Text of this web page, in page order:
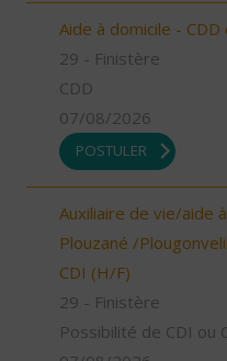
Aide à domicile -
29 - Finistère
CDD
07/08/2026
POSTULER
Auxiliaire de vie/aide
Plouzané /
CDI (H/F)
29 - Finistère
Possibilité de CDI ou